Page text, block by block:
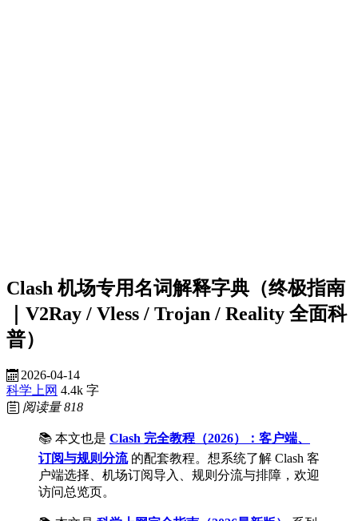
Clash 机场专用名词解释字典（终极指南
｜V2Ray / Vless / Trojan / Reality 全面科
普）
2026-04-14
科学上网 4.4k 字
阅读量818
📚 本文也是 Clash 完全教程（2026）：客户端、
订阅与规则分流的配套教程。想系统了解 Clash 客
户端选择、机场订阅导入、规则分流与排障，欢迎
访问总览页。